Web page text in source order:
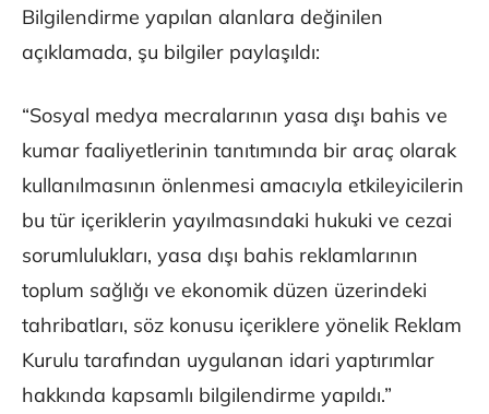
Bilgilendirme yapılan alanlara değinilen
açıklamada, şu bilgiler paylaşıldı:
“Sosyal medya mecralarının yasa dışı bahis ve
kumar faaliyetlerinin tanıtımında bir araç olarak
kullanılmasının önlenmesi amacıyla etkileyicilerin
bu tür içeriklerin yayılmasındaki hukuki ve cezai
sorumlulukları, yasa dışı bahis reklamlarının
toplum sağlığı ve ekonomik düzen üzerindeki
tahribatları, söz konusu içeriklere yönelik Reklam
Kurulu tarafından uygulanan idari yaptırımlar
hakkında kapsamlı bilgilendirme yapıldı.”